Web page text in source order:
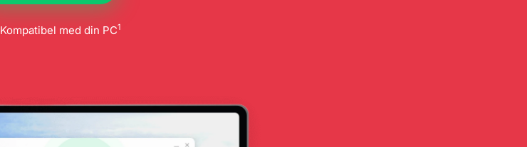
Kompatibel med din PC1